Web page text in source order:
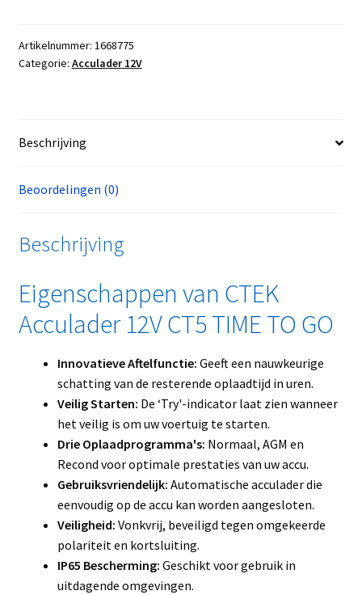
Artikelnummer: 1668775
Categorie: Acculader 12V
Beschrijving
Beoordelingen (0)
Beschrijving
Eigenschappen van CTEK
Acculader 12V CT5 TIME TO GO
Innovatieve Aftelfunctie: Geeft een nauwkeurige
schatting van de resterende oplaadtijd in uren.
Veilig Starten: De ‘Try'-indicator laat zien wanneer
het veilig is om uw voertuig te starten.
Drie Oplaadprogramma's: Normaal, AGM en
Recond voor optimale prestaties van uw accu.
Gebruiksvriendelijk: Automatische acculader die
eenvoudig op de accu kan worden aangesloten.
Veiligheid: Vonkvrij, beveiligd tegen omgekeerde
polariteit en kortsluiting.
IP65 Bescherming: Geschikt voor gebruik in
uitdagende omgevingen.